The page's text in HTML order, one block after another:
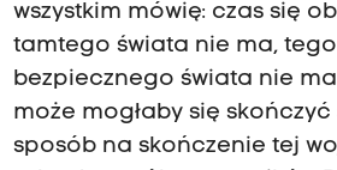
wszystkim mówię: czas się
tamtego świata nie ma,
bezpiecznego świata nie
może mogłaby się skończyć
sposób na skończenie tej